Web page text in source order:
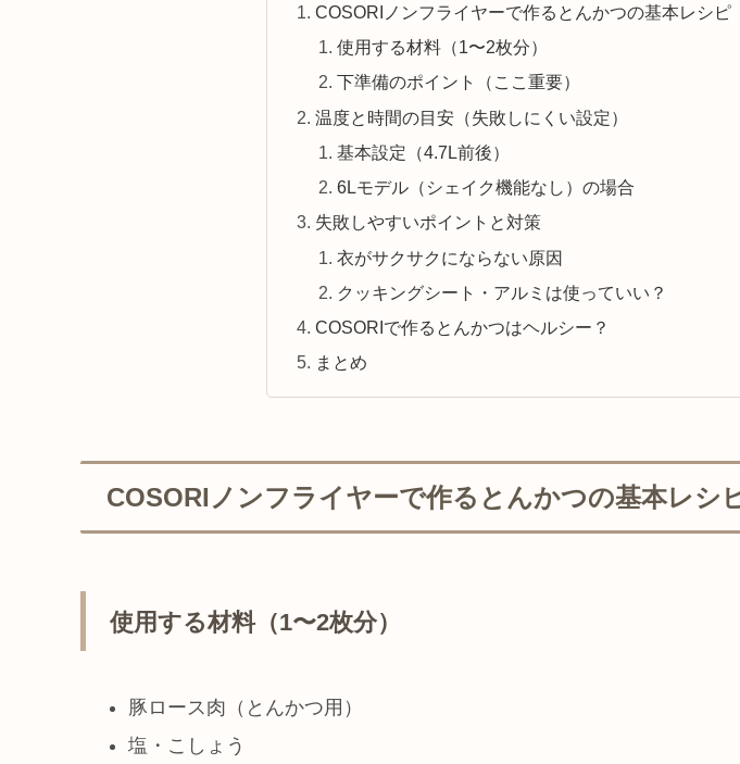
COSORIノンフライヤーで作るとんかつの基本レシピ
使用する材料（1〜2枚分）
下準備のポイント（ここ重要）
温度と時間の目安（失敗しにくい設定）
基本設定（4.7L前後）
6Lモデル（シェイク機能なし）の場合
失敗しやすいポイントと対策
衣がサクサクにならない原因
クッキングシート・アルミは使っていい？
COSORIで作るとんかつはヘルシー？
まとめ
COSORIノンフライヤーで作るとんかつの基本レシ
使用する材料（1〜2枚分）
豚ロース肉（とんかつ用）
塩・こしょう